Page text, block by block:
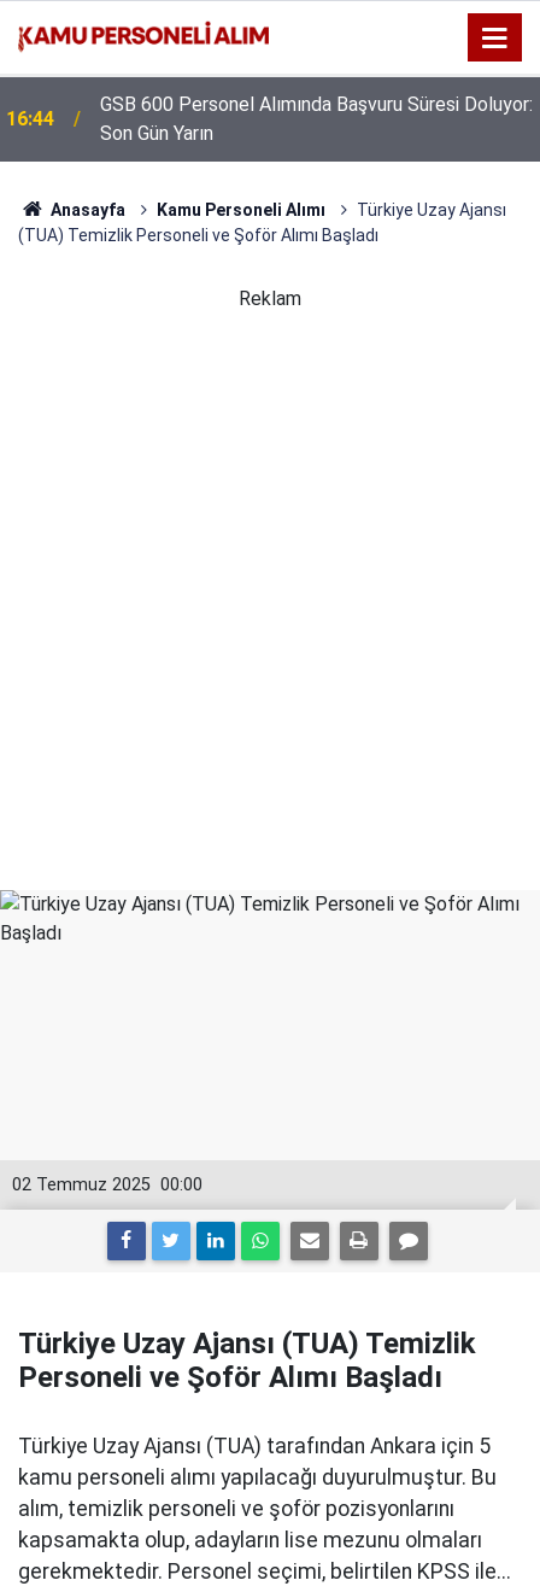
16:44
GSB 600 Personel Alımında Başvuru Süresi Doluyor:
Son Gün Yarın
Anasayfa Kamu Personeli Alımı
Türkiye Uzay Ajansı
(TUA) Temizlik Personeli ve Şoför Alımı Başladı
Reklam
00:00
02 Temmuz 2025
Türkiye Uzay Ajansı (TUA) Temizlik
Personeli ve Şoför Alımı Başladı
Türkiye Uzay Ajansı (TUA) tarafından Ankara için 5
kamu personeli alımı yapılacağı duyurulmuştur. Bu
alım, temizlik personeli ve şoför pozisyonlarını
kapsamakta olup, adayların lise mezunu olmaları
gerekmektedir. Personel seçimi, belirtilen KPSS ile...